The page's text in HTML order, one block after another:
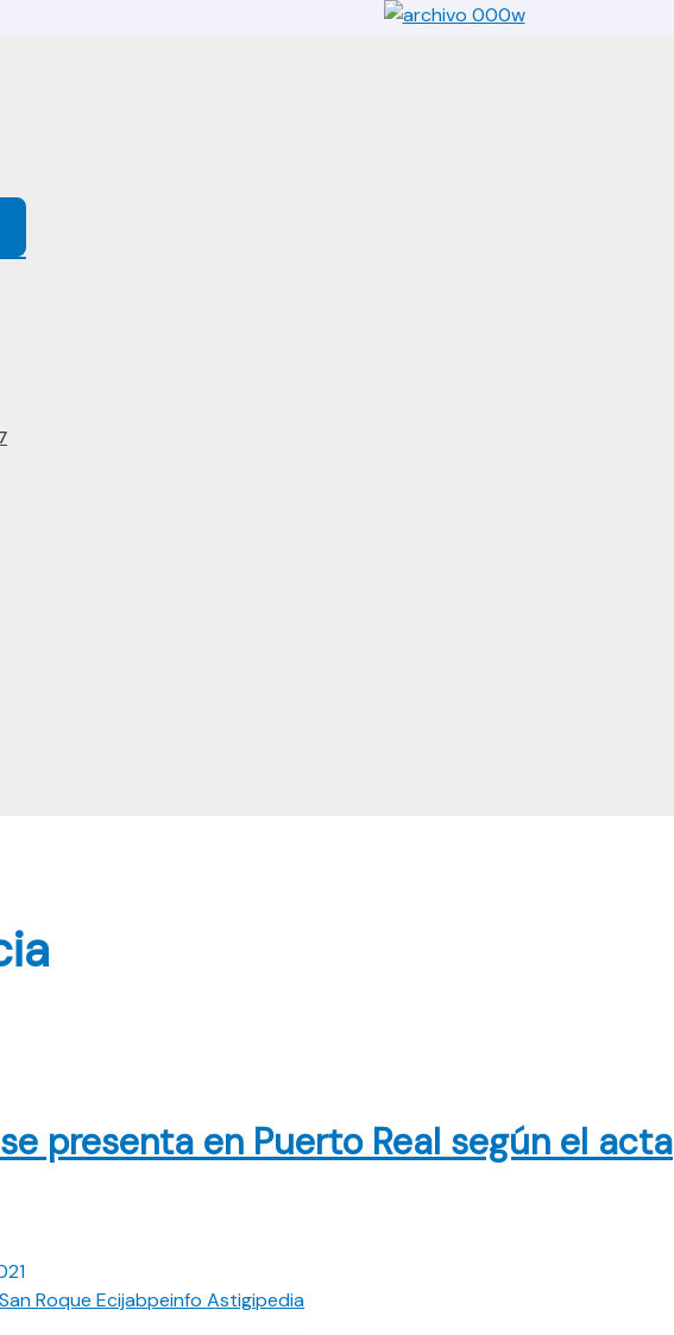
presenta en Puerto Real según el acta